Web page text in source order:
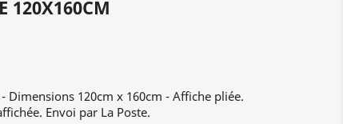
120X160CM
Dimensions 120cm x 160cm - Affiche pliée.
Envoi par La Poste.